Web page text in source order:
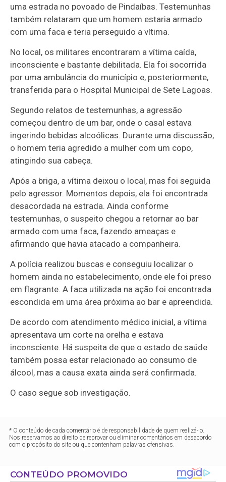
uma estrada no povoado de Pindaíbas. Testemunhas
também relataram que um homem estaria armado
com uma faca e teria perseguido a vítima.
No local, os militares encontraram a vítima caída,
inconsciente e bastante debilitada. Ela foi socorrida
por uma ambulância do município e, posteriormente,
transferida para o Hospital Municipal de Sete Lagoas.
Segundo relatos de testemunhas, a agressão
começou dentro de um bar, onde o casal estava
ingerindo bebidas alcoólicas. Durante uma discussão,
o homem teria agredido a mulher com um copo,
atingindo sua cabeça.
Após a briga, a vítima deixou o local, mas foi seguida
pelo agressor. Momentos depois, ela foi encontrada
desacordada na estrada. Ainda conforme
testemunhas, o suspeito chegou a retornar ao bar
armado com uma faca, fazendo ameaças e
afirmando que havia atacado a companheira.
A polícia realizou buscas e conseguiu localizar o
homem ainda no estabelecimento, onde ele foi preso
em flagrante. A faca utilizada na ação foi encontrada
escondida em uma área próxima ao bar e apreendida.
De acordo com atendimento médico inicial, a vítima
apresentava um corte na orelha e estava
inconsciente. Há suspeita de que o estado de saúde
também possa estar relacionado ao consumo de
álcool, mas a causa exata ainda será confirmada.
O caso segue sob investigação.
* O conteúdo de cada comentário é de responsabilidade de quem realizá-lo.
Nos reservamos ao direito de reprovar ou eliminar comentários em desacordo
com o propósito do site ou que contenham palavras ofensivas.